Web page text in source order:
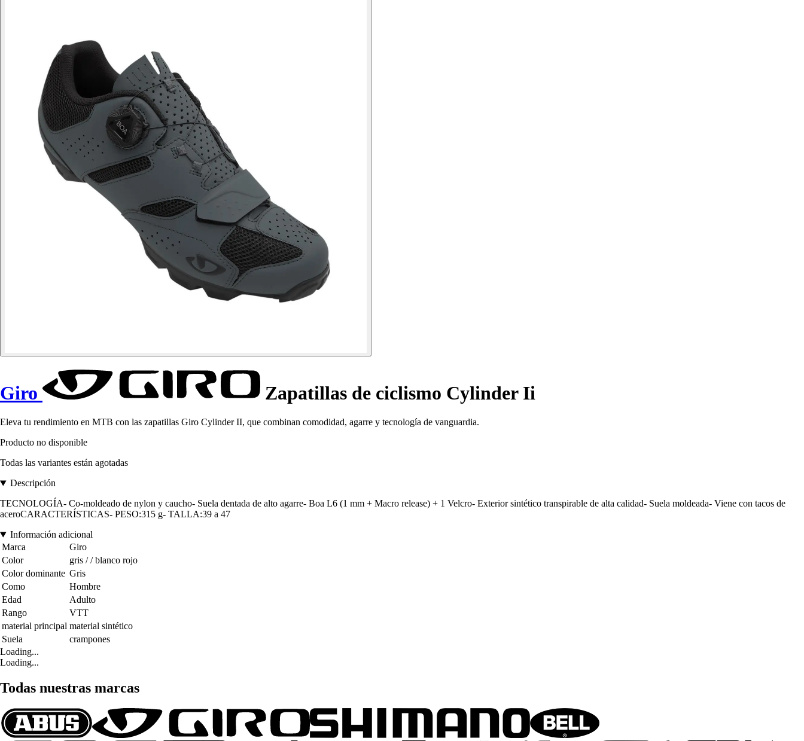
Giro Zapatillas de ciclismo Cylinder Ii
Eleva tu rendimiento en MTB con las zapatillas Giro Cylinder II, que combinan comodidad, agarre y tecnología de vanguardia.
Producto no disponible
Todas las variantes están agotadas
Descripción
TECNOLOGÍA- Co-moldeado de nylon y caucho- Suela dentada de alto agarre- Boa L6 (1 mm + Macro release) + 1 Velcro- Exterior sintético transpirable de alta calidad- Suela moldeada- Viene con tacos de
aceroCARACTERÍSTICAS- PESO:315 g- TALLA:39 a 47
Información adicional
Marca
Giro
Color
gris / / blanco rojo
Color dominante Gris
Como
Hombre
Edad
Adulto
Rango
VTT
material principal material sintético
Suela
crampones
Loading...
Loading...
Todas nuestras marcas